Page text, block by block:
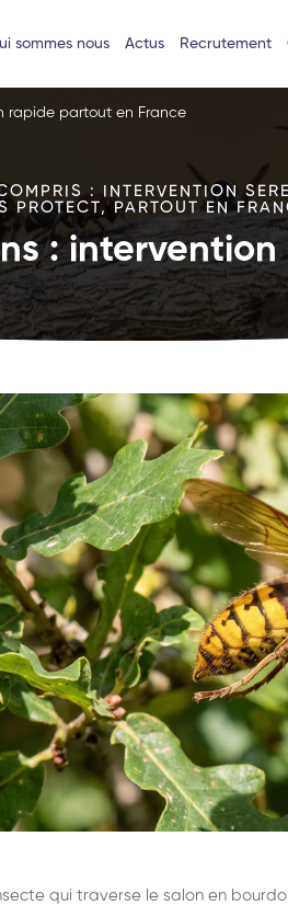
sommes nous Actus Recrutement
rapide partout en France
: INTERVENTION
PROTECT, PARTOUT EN
:
qui traverse le salon en